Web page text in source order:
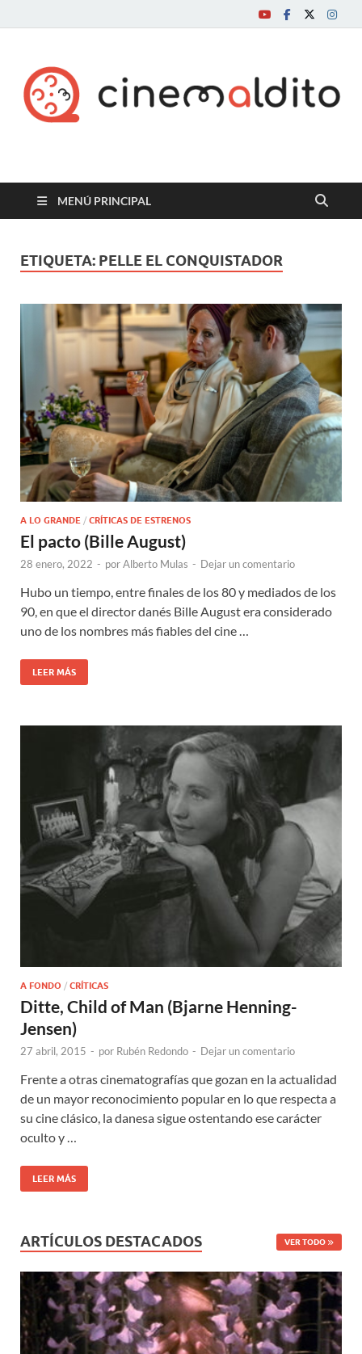
Cine maldito
MENÚ PRINCIPAL
ETIQUETA: PELLE EL CONQUISTADOR
A LO GRANDE / CRÍTICAS DE ESTRENOS
El pacto (Bille August)
28 enero, 2022 - porAlberto Mulas - Dejar un comentario
Hubo un tiempo, entre finales de los 80 y mediados de los
90, en que el director danés Bille August era considerado
uno de los nombres más fiables del cine …
LEER MÁS
A FONDO / CRÍTICAS
Ditte, Child of Man (Bjarne Henning-
Jensen)
27 abril, 2015 - por Rubén Redondo - Dejar un comentario
Frente a otras cinematografías que gozan en la actualidad
de un mayor reconocimiento popular en lo que respecta a
su cine clásico, la danesa sigue ostentando ese carácter
oculto y …
LEER MÁS
ARTÍCULOS DESTACADOS VER TODO